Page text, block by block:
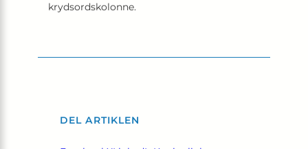
krydsordskolonne.
DEL ARTIKLEN